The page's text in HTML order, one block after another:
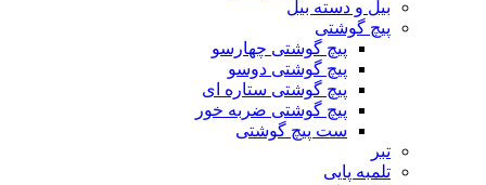
بیل و دسته بیل
پیچ گوشتی
پیچ گوشتی چهارسو
پیچ گوشتی دوسو
پیچ گوشتی ستاره‌ ای
پیچ گوشتی ضربه خور
ست پیچ گوشتی
تبر
تلمبه پایی